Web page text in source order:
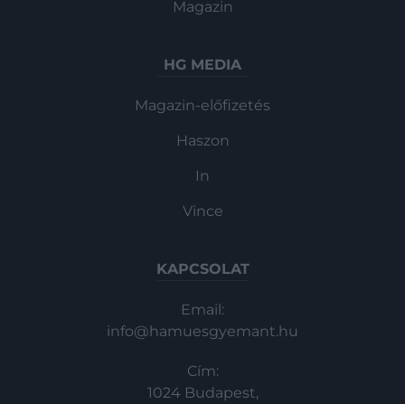
Magazin
HG MEDIA
Magazin-előfizetés
Haszon
In
Vince
KAPCSOLAT
Email:
info@hamuesgyemant.hu
Cím:
1024 Budapest,